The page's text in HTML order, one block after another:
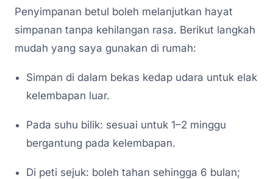
Penyimpanan betul boleh melanjutkan hayat
simpanan tanpa kehilangan rasa. Berikut langkah
mudah yang saya gunakan di rumah:
Simpan di dalam bekas kedap udara untuk elak
kelembapan luar.
Pada suhu bilik: sesuai untuk 1–2 minggu
bergantung pada kelembapan.
Di peti sejuk: boleh tahan sehingga 6 bulan;